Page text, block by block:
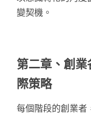
變契機。
第二章、創
際策略
每個階段的創業者